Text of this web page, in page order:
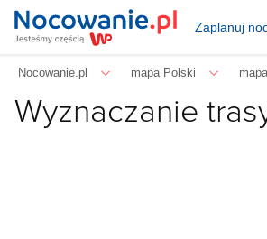
Zaplanuj
Nocowanie.pl mapa Polski
Wyznaczanie